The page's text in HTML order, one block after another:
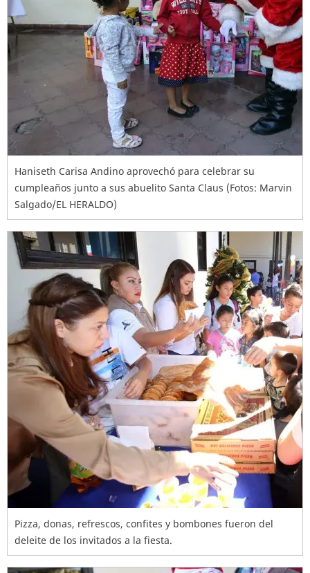
Haniseth Carisa Andino aprovechó para celebrar su
cumpleaños junto a sus abuelito Santa Claus (Fotos: Marvin
Salgado/EL HERALDO)
Pizza, donas, refrescos, confites y bombones fueron del
deleite de los invitados a la fiesta.